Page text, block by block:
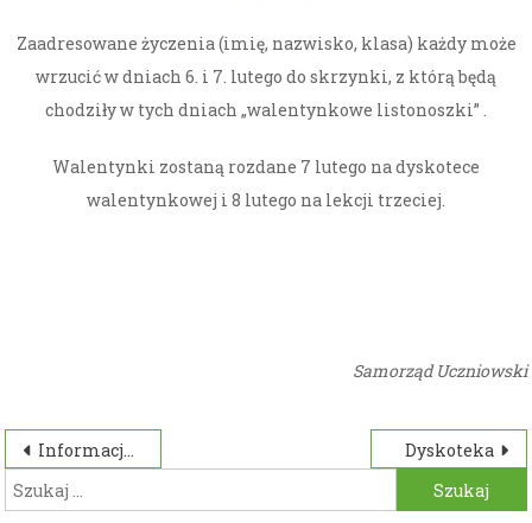
Zaadresowane życzenia (imię, nazwisko, klasa) każdy może
wrzucić w dniach 6. i 7. lutego do skrzynki, z którą będą
chodziły w tych dniach „walentynkowe listonoszki” .
Walentynki zostaną rozdane 7 lutego na dyskotece
walentynkowej i 8 lutego na lekcji trzeciej.
Samorząd Uczniowski
Nawigacja
wpisu
Informacja o cyfryzacji
Dyskoteka
Szukaj: